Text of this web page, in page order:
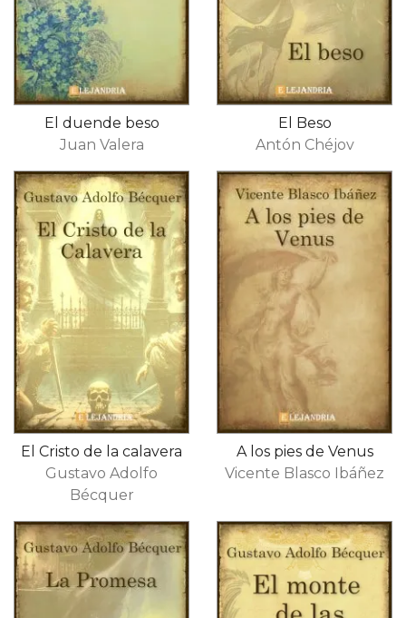
El duende beso
Juan Valera
El Beso
Antón Chéjov
​El Cristo de la calavera
Gustavo Adolfo
Bécquer
A los pies de Venus
Vicente Blasco Ibáñez